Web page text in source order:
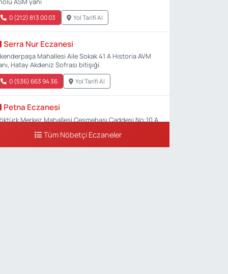
7 şüpheli
0 (212) 813 00 03 Yol Tarifi Al
Serra Nur Eczanesi
Mahallesi Aile Sokak 41 A Historia AVM
Hatay Akdeniz Sofrası bitişiği.
0 (536) 663 94 36 Yol Tarifi Al
Petna Eczanesi
Merkez Mahallesi Çeşmebaşı Caddesi No:10 A
0 (212) 360 18 23 Yol Tarifi Al
Tüm Nöbetçi Eczaneler